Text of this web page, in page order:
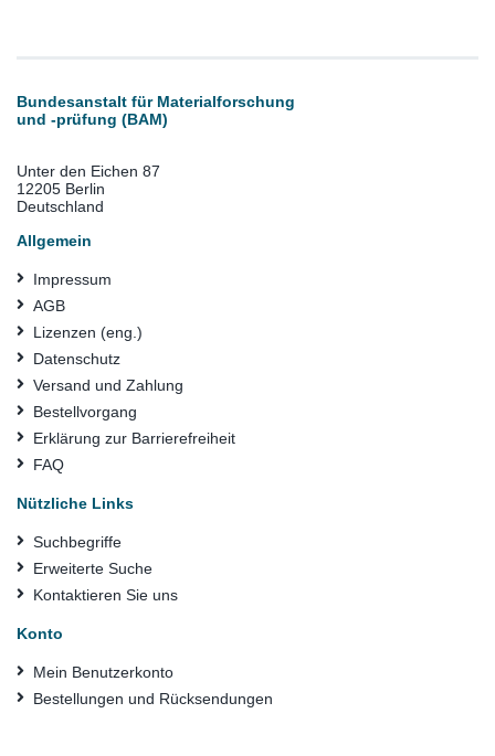
Bundesanstalt für Materialforschung
und -prüfung (BAM)
Unter den Eichen 87
12205 Berlin
Deutschland
Allgemein
Impressum
AGB
Lizenzen (eng.)
Datenschutz
Versand und Zahlung
Bestellvorgang
Erklärung zur Barrierefreiheit
FAQ
Nützliche Links
Suchbegriffe
Erweiterte Suche
Kontaktieren Sie uns
Konto
Mein Benutzerkonto
Bestellungen und Rücksendungen